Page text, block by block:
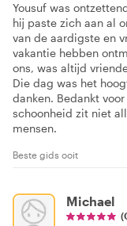
Yousuf was
hij paste zich aan al
van de aardigste en
vakantie hebben
ons, was altijd
Die dag was het
danken. Bedankt
schoonheid zit niet
mensen.
Beste gids ooit
Michael